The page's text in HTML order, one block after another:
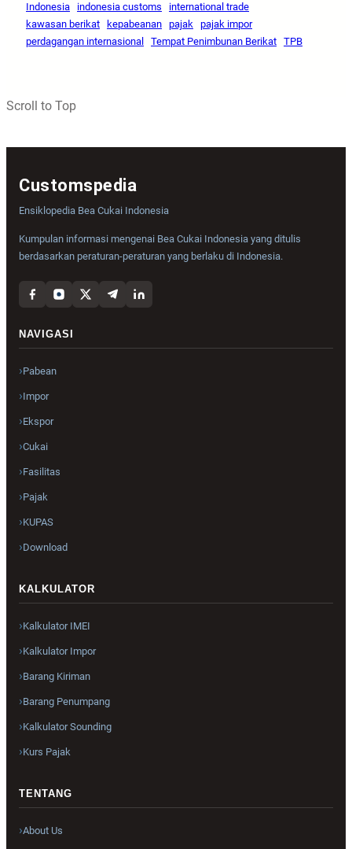
Indonesia
indonesia customs
international trade
kawasan berikat
kepabeanan pajak pajak impor
perdagangan internasional
Tempat Penimbunan Berikat TPB
Scroll to Top
Customspedia
Ensiklopedia Bea Cukai Indonesia
Kumpulan informasi mengenai Bea Cukai Indonesia yang ditulis
berdasarkan peraturan-peraturan yang berlaku di Indonesia.
NAVIGASI
Pabean
Impor
Ekspor
Cukai
Fasilitas
Pajak
KUPAS
Download
KALKULATOR
Kalkulator IMEI
Kalkulator Impor
Barang Kiriman
Barang Penumpang
Kalkulator Sounding
Kurs Pajak
TENTANG
About Us